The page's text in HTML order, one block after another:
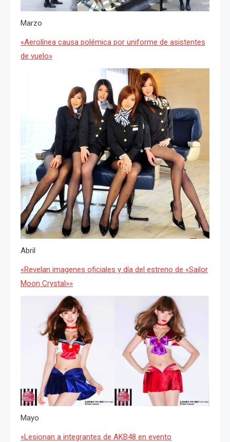
Marzo
«Aerolínea causa polémica por uniforme de asistentes
de vuelo»
Abril
«Revelan imagenes oficiales y día del estreno de «Sailor
Moon Crystal»»
Mayo
«Lesionan a integrantes de AKB48 en evento